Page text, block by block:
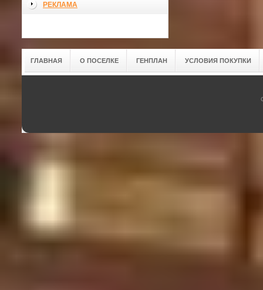
РЕКЛАМА
ГЛАВНАЯ О ПОСЕЛКЕ ГЕНПЛАН УСЛОВИЯ ПОКУПКИ